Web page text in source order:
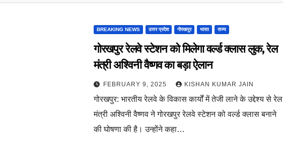
BREAKING NEWS उत्तर प्रदेश गोरखपुर भारत राज्य
गोरखपुर रेलवे स्टेशन को मिलेगा वर्ल्ड क्लास लुक, रेल
मंत्री अश्विनी वैष्णव का बड़ा ऐलान
FEBRUARY 9, 2025 KISHAN KUMAR JAIN
गोरखपुर: भारतीय रेलवे के विकास कार्यों में तेजी लाने के उद्देश्य से रेल
मंत्री अश्विनी वैष्णव ने गोरखपुर रेलवे स्टेशन को वर्ल्ड क्लास बनाने
की घोषणा की है। उन्होंने कहा…